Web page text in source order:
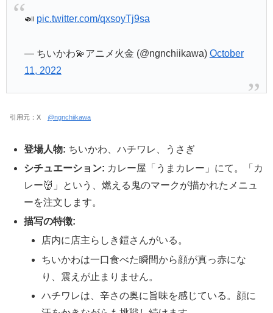
🍛 pic.twitter.com/qxsoyTj9sa
— ちいかわ💫アニメ火金 (@ngnchiikawa) October
11, 2022
引用元：X @ngnchiikawa
登場人物: ちいかわ、ハチワレ、うさぎ
シチュエーション: カレー屋「うまカレー」にて。「カ
レー👹」という、燃える鬼のマークが描かれたメニュ
ーを注文します。
描写の特徴:
店内に店主らしき鎧さんがいる。
ちいかわは一口食べた瞬間から顔が真っ赤にな
り、震えが止まりません。
ハチワレは、辛さの奥に旨味を感じている。顔に